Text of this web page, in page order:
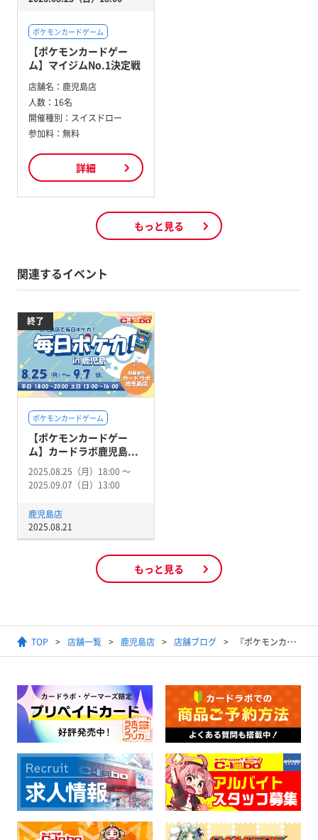
ポケモンカードゲーム
【ポケモンカードゲー
ム】マイジムNo.1決定戦
店舗名： 鹿児島店
人数： 16名
開催種別： スイスドロー
参加料： 無料
詳細
もっと見る
関連するイベント
終了
ポケモンカードゲーム
【ポケモンカードゲー
ム】カードラボ鹿児島...
2025.08.25（月）18:00 〜
2025.09.07（日）13:00
鹿児島店
2025.08.21
もっと見る
TOP 店舗一覧 鹿児島店 店舗ブログ 『ポケモンカードゲーム MEGA スタートデッキ100』再販抽選販売のお知らせ